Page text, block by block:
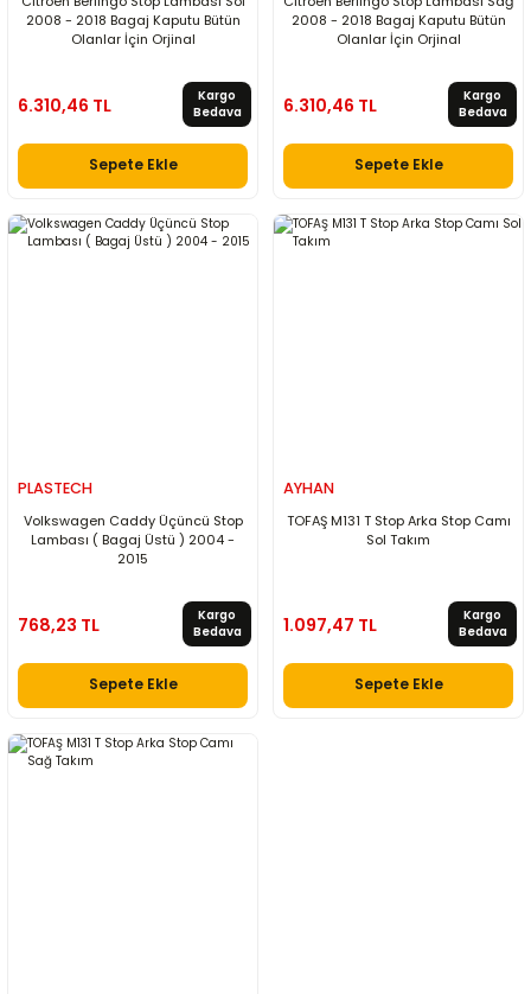
2008 - 2018 Bagaj Kaputu Bütün
Olanlar İçin Orjinal
6.310,46 TL
Kargo
Bedava
Sepete Ekle
2008 - 2018 Bagaj Kaputu Bütün
Olanlar İçin Orjinal
6.310,46 TL
Kargo
Bedava
Sepete Ekle
PLASTECH
Volkswagen Caddy Üçüncü Stop
Lambası ( Bagaj Üstü ) 2004 -
2015
768,23 TL
Kargo
Bedava
Sepete Ekle
AYHAN
TOFAŞ M131 T Stop Arka Stop Camı
Sol Takım
1.097,47 TL
Kargo
Bedava
Sepete Ekle